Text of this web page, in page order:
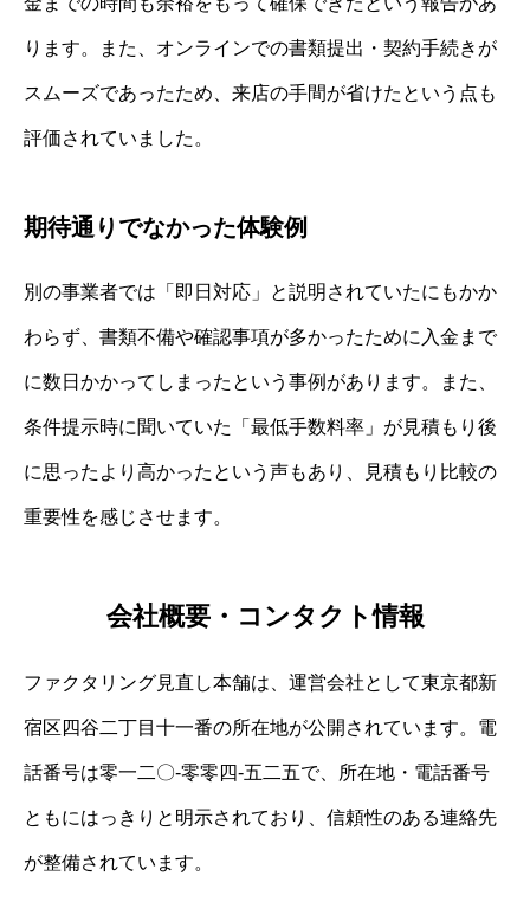
ります。また、オンラインでの書類提出・契約手続きが
スムーズであったため、来店の手間が省けたという点も
評価されていました。
期待通りでなかった体験例
別の事業者では「即日対応」と説明されていたにもかか
わらず、書類不備や確認事項が多かったために入金まで
に数日かかってしまったという事例があります。また、
条件提示時に聞いていた「最低手数料率」が見積もり後
に思ったより高かったという声もあり、見積もり比較の
重要性を感じさせます。
会社概要・コンタクト情報
ファクタリング見直し本舗は、運営会社として東京都新
宿区四谷二丁目十一番の所在地が公開されています。電
話番号は零一二〇‐零零四‐五二五で、所在地・電話番号
ともにはっきりと明示されており、信頼性のある連絡先
が整備されています。